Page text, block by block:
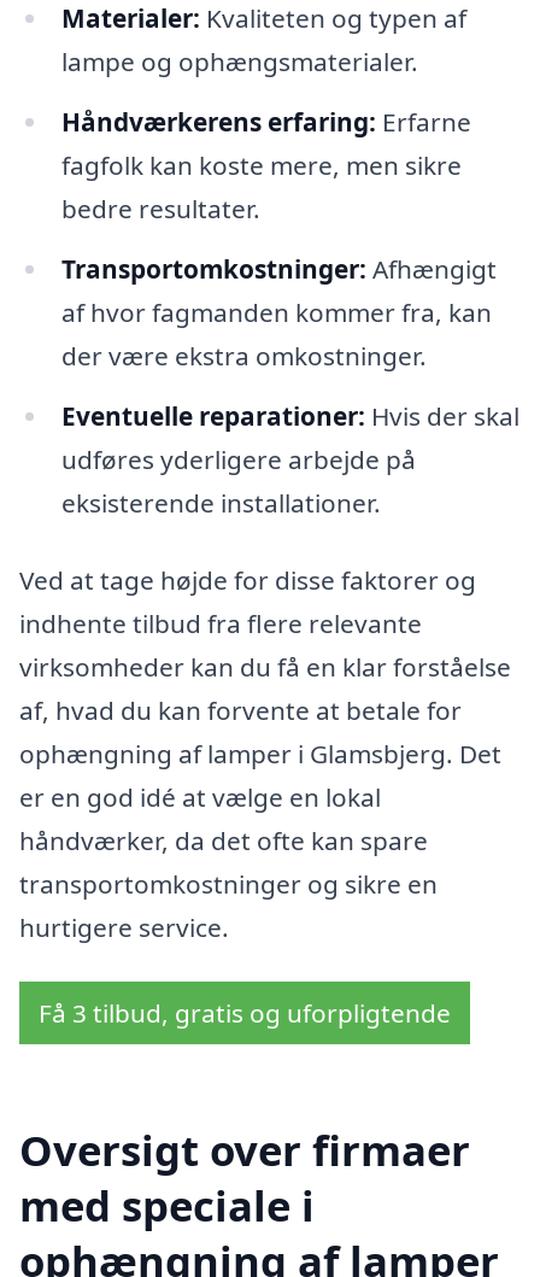
Materialer: Kvaliteten og typen af
lampe og ophængsmaterialer.
Håndværkerens erfaring: Erfarne
fagfolk kan koste mere, men sikre
bedre resultater.
Transportomkostninger: Afhængigt
af hvor fagmanden kommer fra, kan
der være ekstra omkostninger.
Eventuelle reparationer: Hvis der skal
udføres yderligere arbejde på
eksisterende installationer.
Ved at tage højde for disse faktorer og
indhente tilbud fra flere relevante
virksomheder kan du få en klar forståelse
af, hvad du kan forvente at betale for
ophængning af lamper i Glamsbjerg. Det
er en god idé at vælge en lokal
håndværker, da det ofte kan spare
transportomkostninger og sikre en
hurtigere service.
Få 3 tilbud, gratis og uforpligtende
Oversigt over firmaer
med speciale i
ophængning af lamper